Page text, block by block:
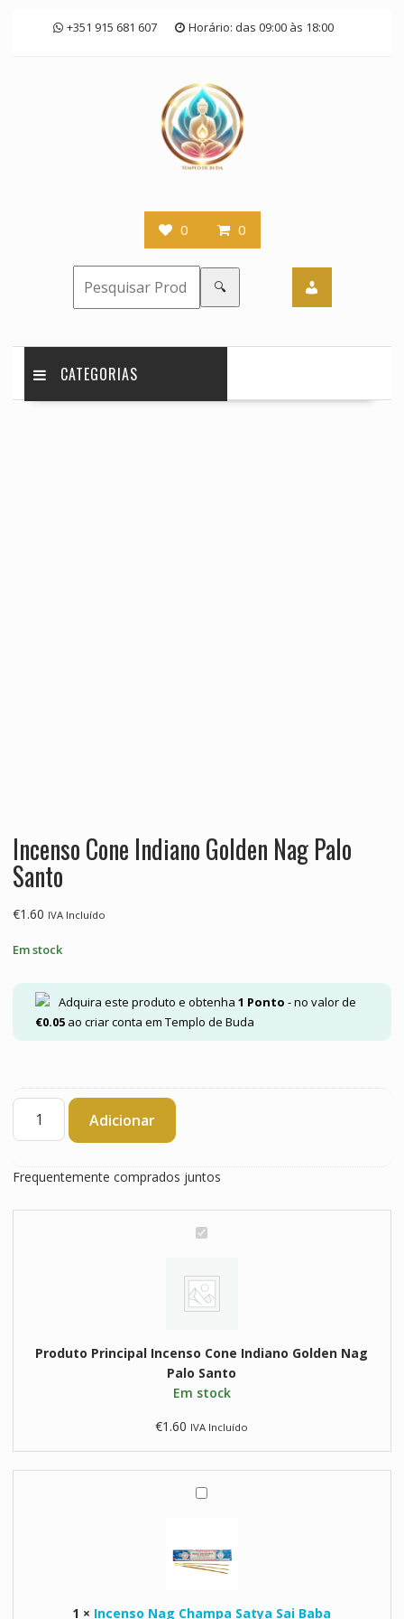
+351 915 681 607 Horário: das 09:00 às 18:00
0 0
🔍
CATEGORIAS
Incenso Cone Indiano Golden Nag Palo
Santo
€1.60 IVA Incluído
Em stock
Adquira este produto e obtenha 1 Ponto - no valor de
€0.05 ao criar conta em Templo de Buda
Quantidade
Incenso
Cone
Indiano
Adicionar
Frequentemente comprados juntos
I
c
e
n
o
C
o
e
I
n
d
n
o
o
Produto Principal Incenso Cone Indiano Golden Nag
Palo Santo
Em stock
€1.60 IVA Incluído
I
e
n
o
1 × Incenso Nag Champa Satya Sai Baba